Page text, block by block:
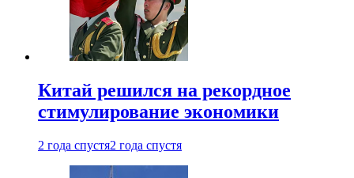
Китай решился на рекордное
стимулирование экономики
2 года спустя2 года спустя